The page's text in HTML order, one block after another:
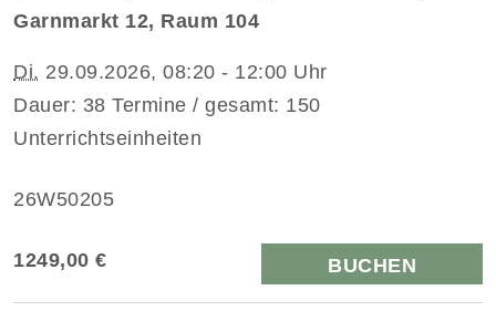
Garnmarkt 12, Raum 104
Di. 29.09.2026, 08:20 - 12:00 Uhr
Dauer: 38 Termine / gesamt: 150
Unterrichtseinheiten
26W50205
1249,00 € BUCHEN